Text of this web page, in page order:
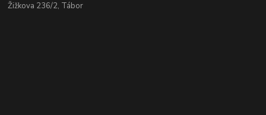
Žižkova 236/2, Tábor